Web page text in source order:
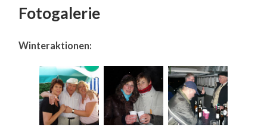
Fotogalerie
Winteraktionen: